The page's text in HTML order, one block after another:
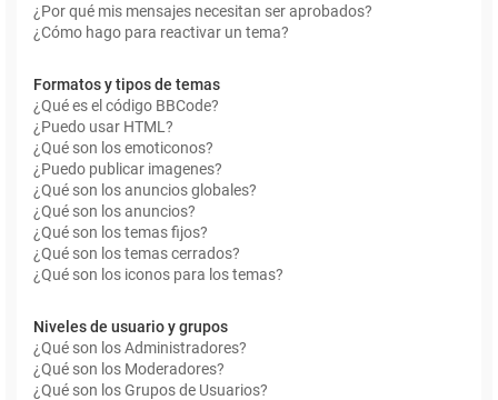
¿Por qué mis mensajes necesitan ser aprobados?
¿Cómo hago para reactivar un tema?
Formatos y tipos de temas
¿Qué es el código BBCode?
¿Puedo usar HTML?
¿Qué son los emoticonos?
¿Puedo publicar imagenes?
¿Qué son los anuncios globales?
¿Qué son los anuncios?
¿Qué son los temas fijos?
¿Qué son los temas cerrados?
¿Qué son los iconos para los temas?
Niveles de usuario y grupos
¿Qué son los Administradores?
¿Qué son los Moderadores?
¿Qué son los Grupos de Usuarios?